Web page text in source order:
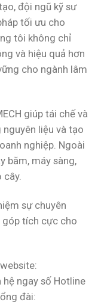
đội ngũ kỹ sư
tối ưu cho
tôi không chỉ
và hiệu quả hơn
cho ngành lâm
giúp tái chế và
liệu và tạo
nghiệp. Ngoài
băm, máy sàng,
sự chuyên
góp tích cực cho
hệ ngay số Hotline
đài: